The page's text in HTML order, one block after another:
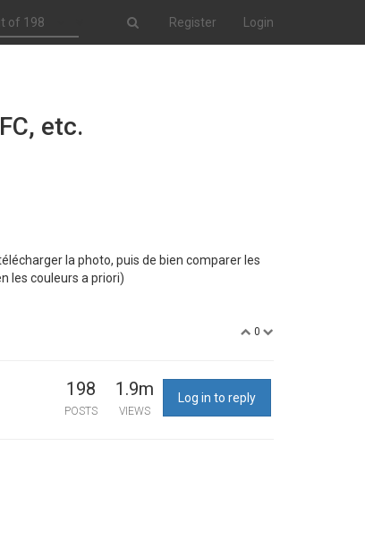
Register Login
of 198
etc.
la photo, puis de bien comparer les
les couleurs a priori)
0
198
POSTS
1.9m
VIEWS
Log in to reply